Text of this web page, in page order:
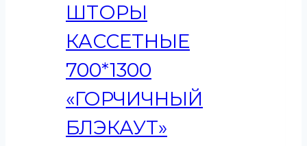
ШТОРЫ
КАССЕТНЫЕ
700*1300
«ГОРЧИЧНЫЙ
БЛЭКАУТ»